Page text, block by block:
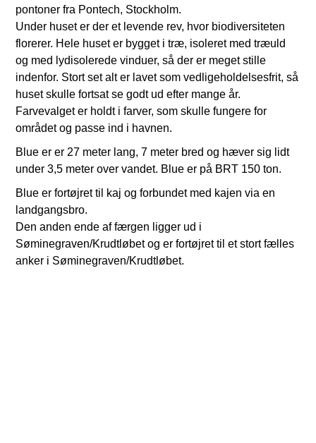
pontoner fra Pontech, Stockholm.
Under huset er der et levende rev, hvor biodiversiteten
florerer. Hele huset er bygget i træ, isoleret med træuld
og med lydisolerede vinduer, så der er meget stille
indenfor. Stort set alt er lavet som vedligeholdelsesfrit, så
huset skulle fortsat se godt ud efter mange år.
Farvevalget er holdt i farver, som skulle fungere for
området og passe ind i havnen.
Blue er er 27 meter lang, 7 meter bred og hæver sig lidt
under 3,5 meter over vandet. Blue er på BRT 150 ton.
Blue er fortøjret til kaj og forbundet med kajen via en
landgangsbro.
Den anden ende af færgen ligger ud i
Søminegraven/Krudtløbet og er fortøjret til et stort fælles
anker i Søminegraven/Krudtløbet.